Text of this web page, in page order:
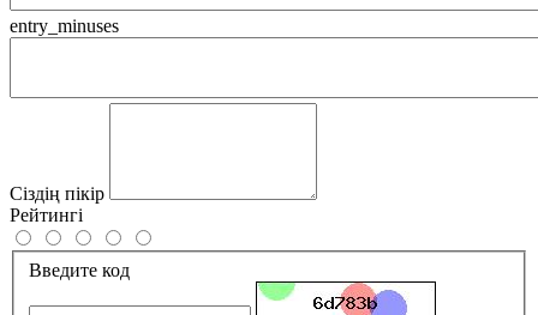
entry_minuses
Сіздің пікір
Рейтингі
Введите код